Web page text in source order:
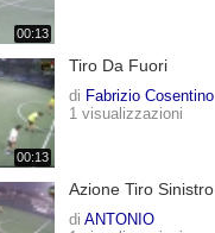
00:13
00:13
Tiro Da Fuori
di Fabrizio Cosentino
1 visualizzazioni
Azione Tiro Sinistro
di ANTONIO